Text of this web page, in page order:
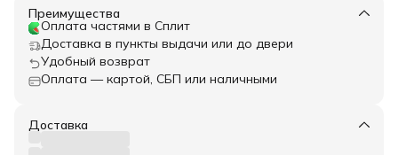
Преимущества
Оплата частями в Сплит
Доставка в пункты выдачи или до двери
Удобный возврат
Оплата — картой, СБП или наличными
Доставка